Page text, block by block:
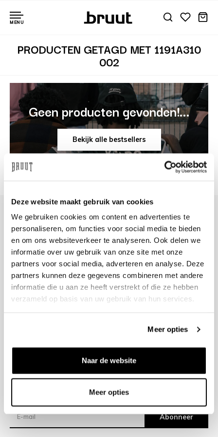
Deze website maakt gebruik van cookies
We gebruiken cookies om content en advertenties te
personaliseren, om functies voor social media te bieden
en om ons websiteverkeer te analyseren. Ook delen we
informatie over uw gebruik van onze site met onze
partners voor social media, adverteren en analyse. Deze
partners kunnen deze gegevens combineren met andere
informatie die u aan ze heeft verstrekt of die ze hebben
verzameld op basis van uw gebruik van hun services.
Meer opties
Naar de website
Meer opties
MENU
PRODUCTEN GETAGD MET 1191A310
002
Geen producten gevonden!...
Bekijk alle bestsellers
+31 23 205 2006
info@bruut.nl
Contact Formulier
Open 11:00 - 21:00
OPENINGSTIJDEN
Verzending
Abonneer